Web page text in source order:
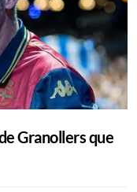
Granollers que